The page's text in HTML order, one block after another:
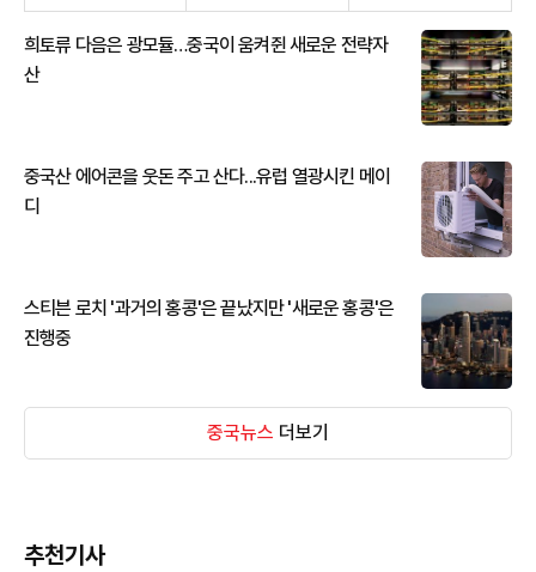
희토류 다음은 광모듈…중국이 움켜쥔 새로운 전략자
산
중국산 에어콘을 웃돈 주고 산다...유럽 열광시킨 메이
디
스티븐 로치 '과거의 홍콩'은 끝났지만 '새로운 홍콩'은
진행중
중국뉴스 더보기
추천기사